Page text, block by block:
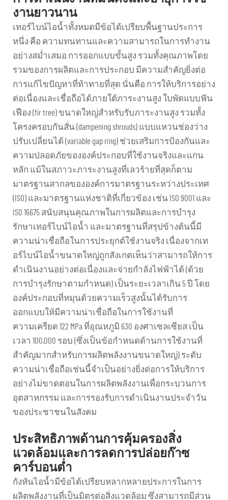
งานยาวนาน
เทอร์ไบน์ไอน้ำทั้งหมดมีข้อได้เปรียบพื้นฐานประการ
หนึ่ง คือ ความทนทานและความสามารถในการทำงาน
อย่างสม่ำเสมอ การออกแบบขั้นสูง รวมทั้งคุณภาพโดย
รวมของการผลิตและการประกอบ มีความสำคัญยิ่งต่อ
การแก้ไขปัญหาที่ท้าทายที่สุด นั่นคือ การให้บริการอย่าง
ต่อเนื่องและเชื่อถือได้ภายใต้ภาระงานสูง ใบพัดแบบฟัน
เฟือง (fir tree) ขนาดใหญ่สำหรับรับภาระงานสูง รวมทั้ง
โครงครอบกันสั่น (dampening shrouds) แบบแหวนช่องว่าง
ปรับเปลี่ยนได้ (variable gap ring) ช่วยเสริมการป้องกันและ
ความปลอดภัยขององค์ประกอบที่ใช้งานจริงและแกน
หลัก แม้ในสภาวะภาระงานสูงที่เลวร้ายที่สุดก็ตาม
มาตรฐานสากลขององค์การมาตรฐานระหว่างประเทศ
(ISO) และมาตรฐานแห่งชาติที่เกี่ยวข้อง เช่น ISO 9001 และ
ISO 16675 สนับสนุนคุณภาพในการผลิตและการบำรุง
รักษาเทอร์ไบน์ไอน้ำ และมาตรฐานที่สรุปข้างต้นนี้มี
ความน่าเชื่อถือในการประยุกต์ใช้งานจริง เนื่องจากเท
อร์ไบน์ไอน้ำขนาดใหญ่ถูกสังเกตเห็นว่าสามารถให้การ
ดำเนินงานอย่างต่อเนื่องและจ่ายกำลังไฟฟ้าได้ (ด้วย
การบำรุงรักษาตามกำหนด) เป็นระยะเวลาเกิน 5 ปี โดย
องค์ประกอบที่หมุนด้วยความเร็วสูงนั้นได้รับการ
ออกแบบให้มีความน่าเชื่อถือในการใช้งานที่
ความเครียด 122 MPa ที่อุณหภูมิ 630 องศาเซลเซียส เป็น
เวลา 100,000 รอบ (ซึ่งเป็นข้อกำหนดด้านการใช้งานที่
สำคัญมากสำหรับการผลิตพลังงานขนาดใหญ่) ระดับ
ความน่าเชื่อถือเช่นนี้จำเป็นอย่างยิ่งต่อการให้บริการ
อย่างไม่ขาดตอนในการผลิตพลังงานเพื่อกระบวนการ
อุตสาหกรรม และการรองรับการดำเนินงานประจำวัน
ของประชาชนในสังคม
ประสิทธิภาพด้านการคุ้มครองสิ่ง
แวดล้อมและการลดการปล่อยก๊าซ
คาร์บอนต่ำ
กังหันไอน้ำมีข้อได้เปรียบหลากหลายประการในการ
ผลิตพลังงานที่เป็นมิตรต่อสิ่งแวดล้อม ซึ่งสามารถมีส่วน